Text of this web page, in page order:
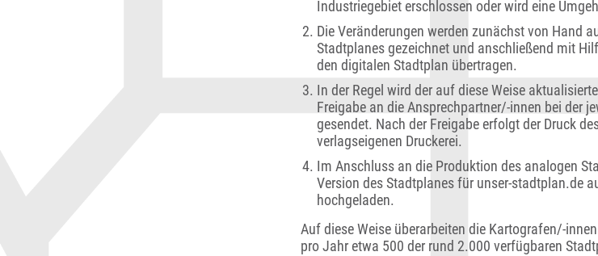
Industriegebiet erschlossen oder wird eine
Die Veränderungen werden zunächst von Hand
Stadtplanes gezeichnet und anschließend mit
den digitalen Stadtplan übertragen.
In der Regel wird der auf diese Weise
Freigabe an die Ansprechpartner/-innen bei der
gesendet. Nach der Freigabe erfolgt der Druck
verlagseigenen Druckerei.
Im Anschluss an die Produktion des analogen
Version des Stadtplanes für unser-stadtplan.de
hochgeladen.
Auf diese Weise überarbeiten die Kartografen/-
pro Jahr etwa 500 der rund 2.000 verfügbaren